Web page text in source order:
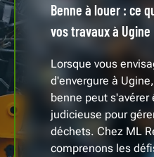
Benne à louer : ce
vos travaux à Ugine
Lorsque vous
d'envergure à
benne peut s'avérer
judicieuse pour
déchets. Chez ML
comprenons les